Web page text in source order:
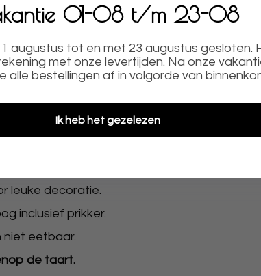
de acryl toppers raden we aan van te
leuke decoratie.
inclusief prikker.
niet eetbaar.
de taart.
01-08 t/m 23-08
1 augustus tot en met 23 augustus gesloten.
met onze levertijden. Na onze
alle bestellingen af in volgorde van
Ik heb het gezelezen